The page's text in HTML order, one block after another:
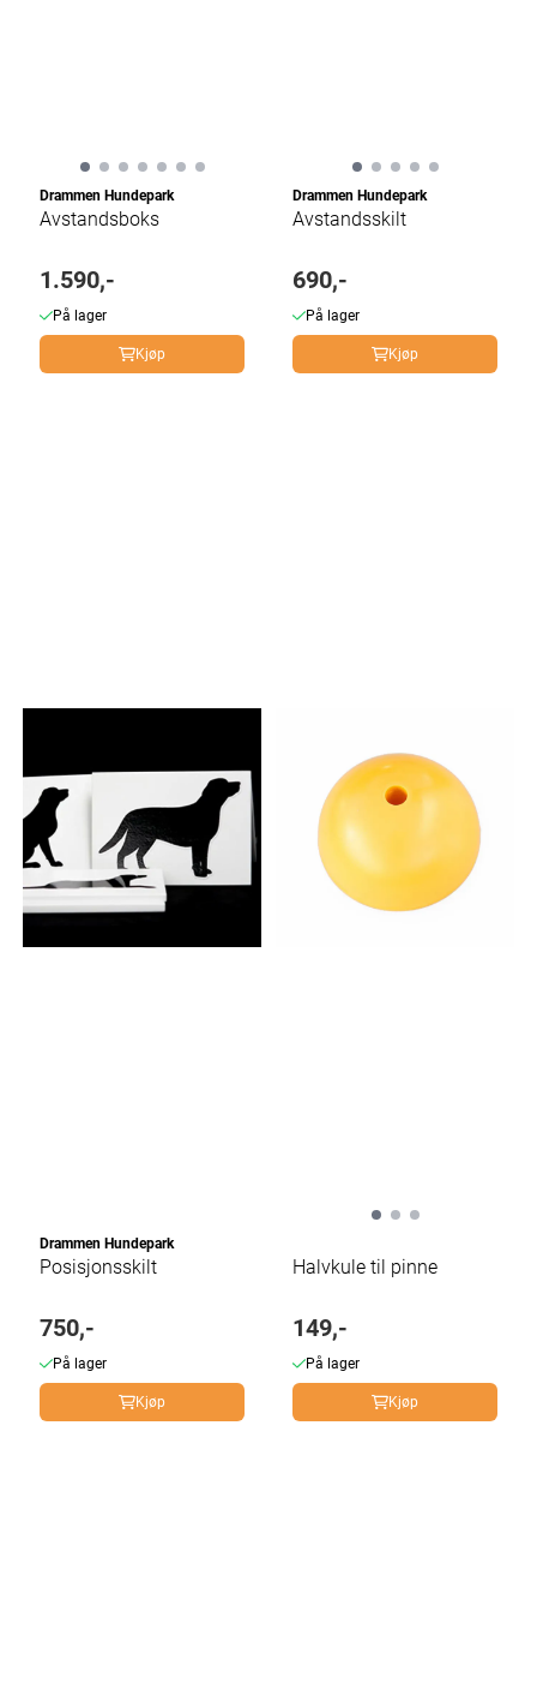
Drammen Hundepark
Avstandsboks
1.590,-
På lager
Kjøp
Drammen Hundepark
Avstandsskilt
690,-
På lager
Kjøp
Drammen Hundepark
Posisjonsskilt
750,-
På lager
Kjøp
Halvkule til pinne
149,-
På lager
Kjøp